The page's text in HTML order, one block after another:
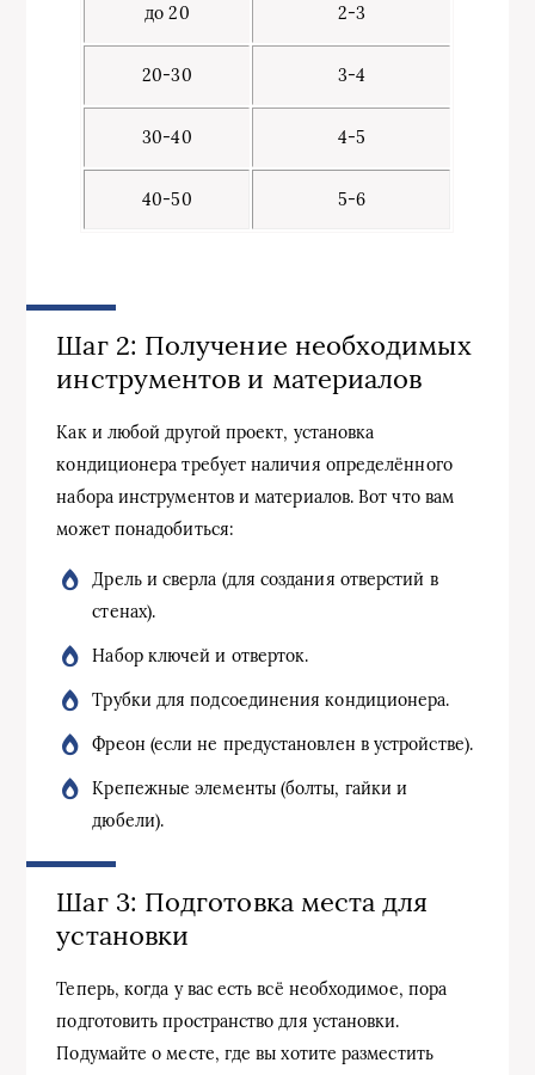
до 20 2-3
20-30 3-4
30-40 4-5
40-50 5-6
Шаг 2: Получение необходимых
инструментов и материалов
Как и любой другой проект, установка
кондиционера требует наличия определённого
набора инструментов и материалов. Вот что вам
может понадобиться:
Дрель и сверла (для создания отверстий в
стенах).
Набор ключей и отверток.
Трубки для подсоединения кондиционера.
Фреон (если не предустановлен в устройстве).
Крепежные элементы (болты, гайки и
дюбели).
Шаг 3: Подготовка места для
установки
Теперь, когда у вас есть всё необходимое, пора
подготовить пространство для установки.
Подумайте о месте, где вы хотите разместить